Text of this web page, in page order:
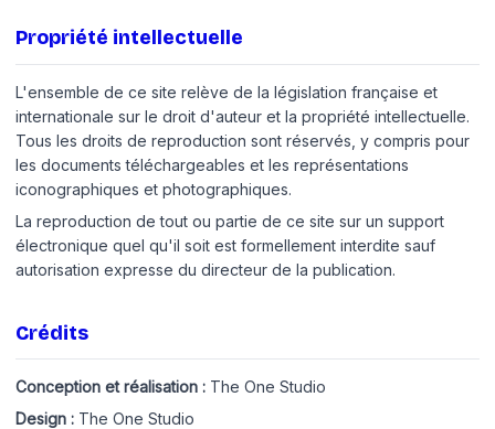
Propriété intellectuelle
L'ensemble de ce site relève de la législation française et
internationale sur le droit d'auteur et la propriété intellectuelle.
Tous les droits de reproduction sont réservés, y compris pour
les documents téléchargeables et les représentations
iconographiques et photographiques.
La reproduction de tout ou partie de ce site sur un support
électronique quel qu'il soit est formellement interdite sauf
autorisation expresse du directeur de la publication.
Crédits
Conception et réalisation : The One Studio
Design : The One Studio